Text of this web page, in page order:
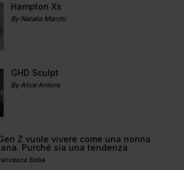
Hampton Xs
By Natalia Marchi
GHD Sculpt
By Alice Ardore
Z vuole vivere come una nonna
Purché sia una tendenza
Soba